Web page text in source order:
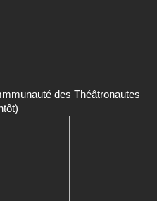
des Théâtronautes